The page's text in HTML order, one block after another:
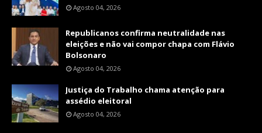
Agosto 04, 2026
Republicanos confirma neutralidade nas
eleições e não vai compor chapa com Flávio
Bolsonaro
Agosto 04, 2026
Justiça do Trabalho chama atenção para
assédio eleitoral
Agosto 04, 2026